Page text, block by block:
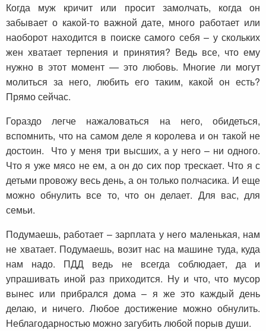
Когда муж кричит или просит замолчать, когда он
забывает о какой-то важной дате, много работает или
наоборот находится в поиске самого себя – у скольких
жен хватает терпения и принятия? Ведь все, что ему
нужно в этот момент — это любовь. Многие ли могут
молиться за него, любить его таким, какой он есть?
Прямо сейчас.
Гораздо легче нажаловаться на него, обидеться,
вспомнить, что на самом деле я королева и он такой не
достоин. Что у меня три высших, а у него – ни одного.
Что я уже мясо не ем, а он до сих пор трескает. Что я с
детьми провожу весь день, а он только полчасика. И еще
можно обнулить все то, что он делает. Для вас, для
семьи.
Подумаешь, работает – зарплата у него маленькая, нам
не хватает. Подумаешь, возит нас на машине туда, куда
нам надо. ПДД ведь не всегда соблюдает, да и
упрашивать иной раз приходится. Ну и что, что мусор
вынес или прибрался дома – я же это каждый день
делаю, и ничего. Любое достижение можно обнулить.
Неблагодарностью можно загубить любой порыв души.